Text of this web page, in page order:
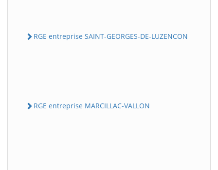
RGE entreprise SAINT-GEORGES-DE-LUZENCON
RGE entreprise MARCILLAC-VALLON